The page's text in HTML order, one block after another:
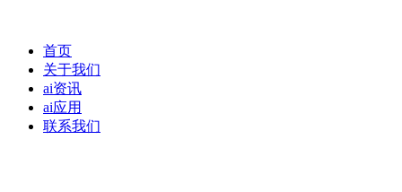
首页
关于我们
ai资讯
ai应用
联系我们